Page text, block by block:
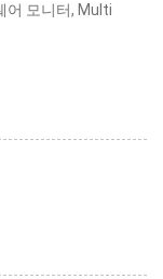
어 모니터, Multi